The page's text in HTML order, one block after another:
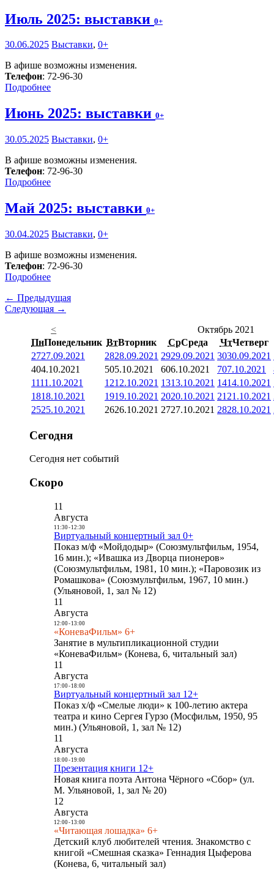
Июль 2025: выставки 0+
30.06.2025 Выставки, 0+
В афише возможны изменения.
Телефон: 72-96-30
Подробнее
Июнь 2025: выставки 0+
30.05.2025 Выставки, 0+
В афише возможны изменения.
Телефон: 72-96-30
Подробнее
Май 2025: выставки 0+
30.04.2025 Выставки, 0+
В афише возможны изменения.
Телефон: 72-96-30
Подробнее
← Предыдущая
Следующая →
<
Октябрь 2021
ПнПонедельник ВтВторник СрСреда ЧтЧетверг
2727.09.2021 2828.09.2021 2929.09.2021 3030.09.2021
404.10.2021 505.10.2021 606.10.2021 707.10.2021
1111.10.2021 1212.10.2021 1313.10.2021 1414.10.2021
1818.10.2021 1919.10.2021 2020.10.2021 21 21.10.2021
2525.10.2021 2626.10.2021 2727.10.2021 2828.10.2021
Сегодня
Сегодня нет событий
Скоро
11
Августа
11:30- 12:30
Виртуальный концертный зал 0+
Показ м/ф «Мойдодыр» (Союзмультфильм, 1954,
16 мин.); «Ивашка из Дворца пионеров»
(Союзмультфильм, 1981, 10 мин.); «Паровозик из
Ромашкова» (Союзмультфильм, 1967, 10 мин.)
(Ульяновой, 1, зал № 12)
11
Августа
12:00- 13:00
«КоневаФильм» 6+
Занятие в мультипликационной студии
«КоневаФильм» (Конева, 6, читальный зал)
11
Августа
17:00- 18:00
Виртуальный концертный зал 12+
Показ х/ф «Смелые люди» к 100-летию актера
театра и кино Сергея Гурзо (Мосфильм, 1950, 95
мин.) (Ульяновой, 1, зал № 12)
11
Августа
18:00- 19:00
Презентация книги 12+
Новая книга поэта Антона Чёрного «Сбор» (ул.
М. Ульяновой, 1, зал № 20)
12
Августа
12:00- 13:00
«Читающая лошадка» 6+
Детский клуб любителей чтения. Знакомство с
книгой «Смешная сказка» Геннадия Цыферова
(Конева, 6, читальный зал)